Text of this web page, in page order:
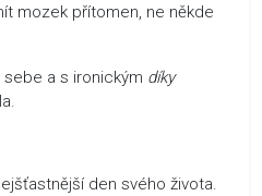
mozek přítomen, ne někde
a s ironickým díky
den svého života.